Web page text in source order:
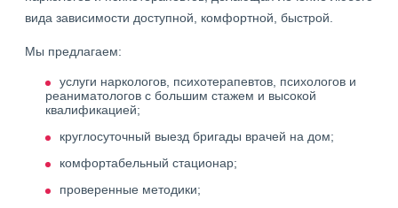
вида зависимости доступной, комфортной, быстрой.
Мы предлагаем:
услуги наркологов, психотерапевтов, психологов и
реаниматологов с большим стажем и высокой
квалификацией;
круглосуточный выезд бригады врачей на дом;
комфортабельный стационар;
проверенные методики;